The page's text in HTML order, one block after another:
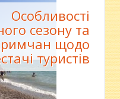
Особливості
сезону та
щодо
туристів